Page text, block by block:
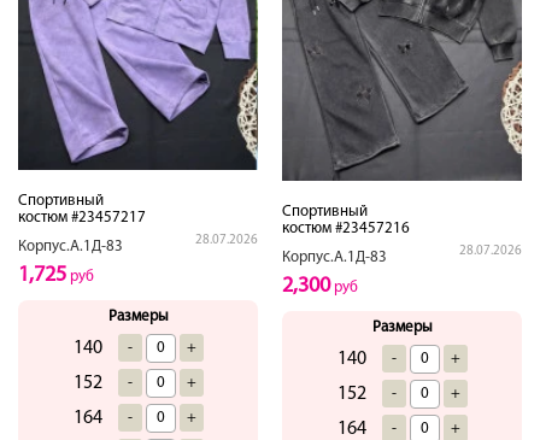
Спортивный
костюм #23457217
Корпус.А.1Д-83
28.07.2026
1,725 руб
Размеры
140 - +
152 - +
164 - +
Спортивный
костюм #23457216
Корпус.А.1Д-83
28.07.2026
2,300руб
Размеры
140 - +
152 - +
164 - +